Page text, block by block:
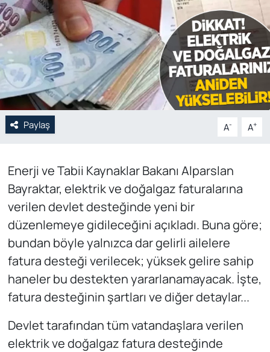
Paylaş A- A+
Enerji ve Tabii Kaynaklar Bakanı Alparslan
Bayraktar, elektrik ve doğalgaz faturalarına
verilen devlet desteğinde yeni bir
düzenlemeye gidileceğini açıkladı. Buna göre;
bundan böyle yalnızca dar gelirli ailelere
fatura desteği verilecek; yüksek gelire sahip
haneler bu destekten yararlanamayacak. İşte,
fatura desteğinin şartları ve diğer detaylar...
Devlet tarafından tüm vatandaşlara verilen
elektrik ve doğalgaz fatura desteğinde
POLİTİKA
Siyaset
Spor
Web Tv
Yerel